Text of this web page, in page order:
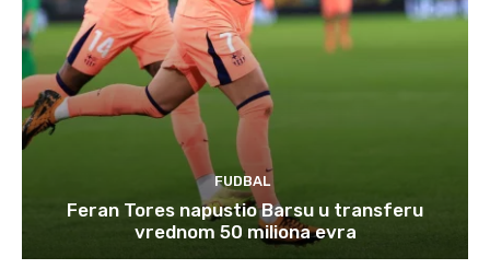
FUDBAL
Feran Tores napustio Barsu u transferu
vrednom 50 miliona evra